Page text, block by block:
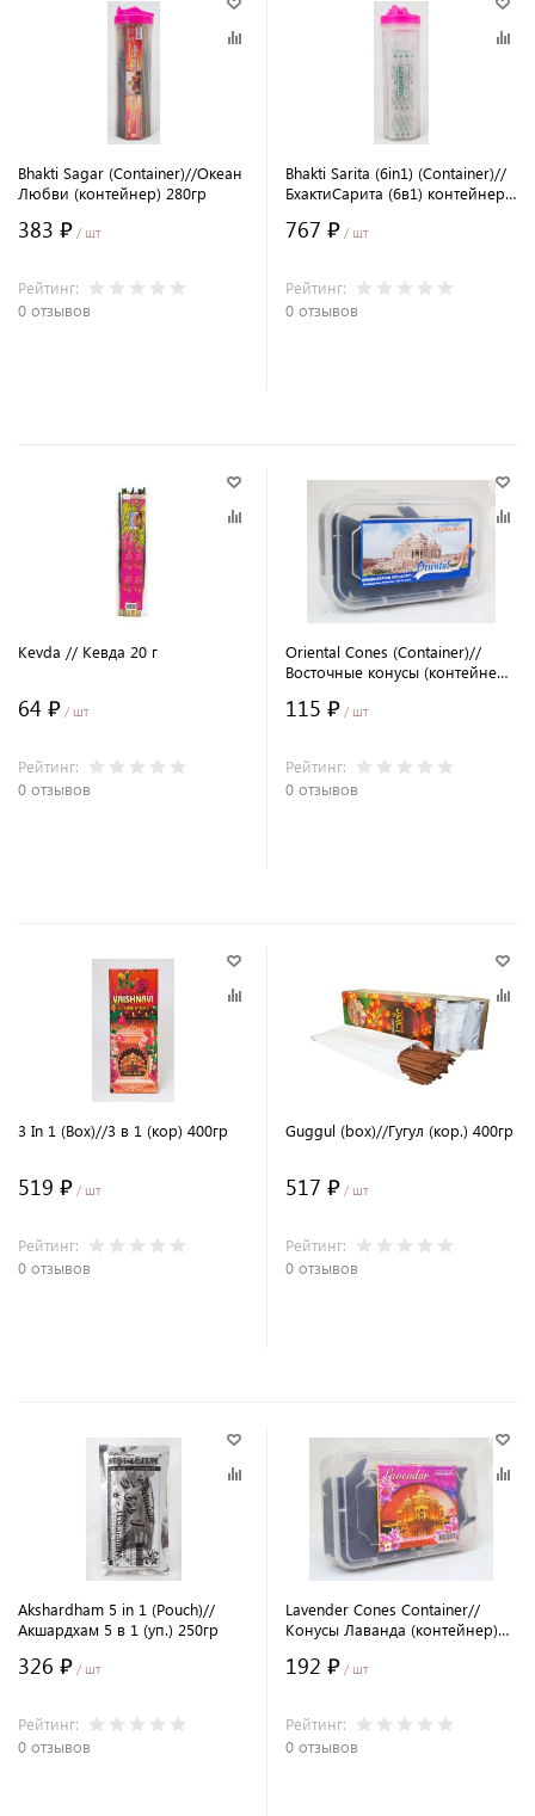
Bhakti Sagar (Container)//Океан
Любви (контейнер) 280гр
383 ₽ / шт
Рейтинг:
0 отзывов
Bhakti Sarita (6in1) (Container)//
БхактиСарита (6в1) контейнер
767 ₽ / шт
Рейтинг:
0 отзывов
Kevda // Кевда 20 г
64 ₽ / шт
Рейтинг:
0 отзывов
Oriental Cones (Container)//
Восточные конусы (контейнер)
115 ₽ / шт
Рейтинг:
0 отзывов
3 In 1 (Box)//3 в 1 (кор) 400гр
519 ₽ / шт
Рейтинг:
0 отзывов
Guggul (box)//Гугул (кор.) 400гр
517 ₽ / шт
Рейтинг:
0 отзывов
Akshardham 5 in 1 (Pouch)//
Акшардхам 5 в 1 (уп.) 250гр
326 ₽ / шт
Рейтинг:
0 отзывов
Lavender Cones Container//
Конусы Лаванда (контейнер)
192 ₽ / шт
Рейтинг:
0 отзывов